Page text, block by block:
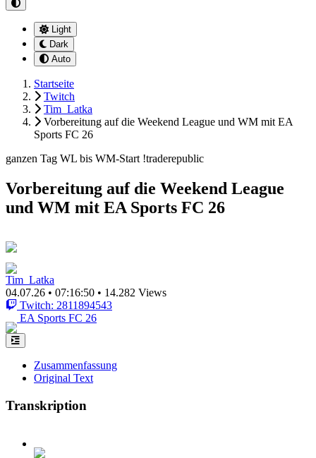
Light
Dark
Auto
Startseite
Twitch
Tim_Latka
Vorbereitung auf die Weekend League und WM mit EA
Sports FC 26
ganzen Tag WL bis WM-Start !traderepublic
Vorbereitung auf die Weekend League
und WM mit EA Sports FC 26
Tim_Latka
04.07.26 • 07:16:50 • 14.282 Views
Twitch: 2811894543
EA Sports FC 26
Zusammenfassung
Original Text
Transkription